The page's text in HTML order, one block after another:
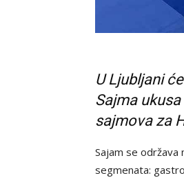
U Ljubljani
Sajma
sajmova za
Sajam se održava
segmenata: